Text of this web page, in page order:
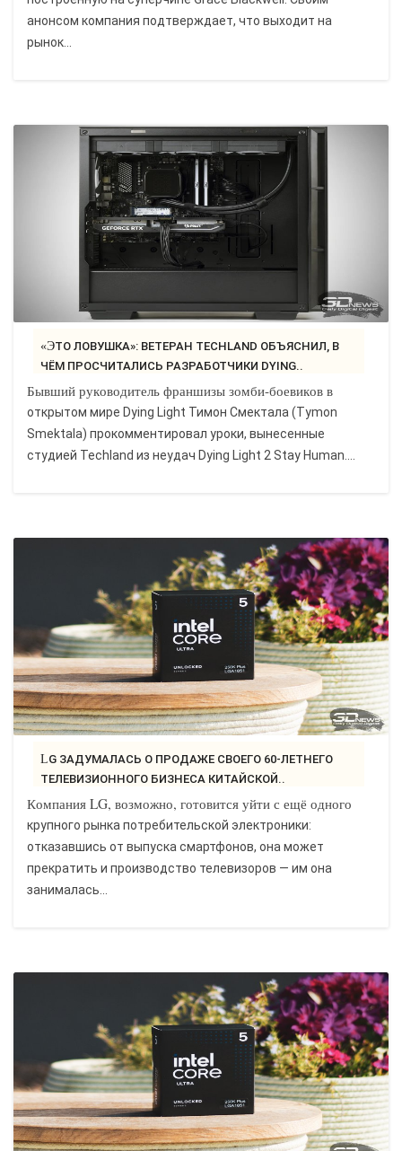
анонсом компания подтверждает, что выходит на
рынок...
«ЭТО ЛОВУШКА»: ВЕТЕРАН TECHLAND ОБЪЯСНИЛ, В
ЧЁМ ПРОСЧИТАЛИСЬ РАЗРАБОТЧИКИ DYING..
Бывший руководитель франшизы зомби-боевиков в
открытом мире Dying Light Тимон Смектала (Tymon
Smektala) прокомментировал уроки, вынесенные
студией Techland из неудач Dying Light 2 Stay Human....
LG ЗАДУМАЛАСЬ О ПРОДАЖЕ СВОЕГО 60-ЛЕТНЕГО
ТЕЛЕВИЗИОННОГО БИЗНЕСА КИТАЙСКОЙ..
Компания LG, возможно, готовится уйти с ещё одного
крупного рынка потребительской электроники:
отказавшись от выпуска смартфонов, она может
прекратить и производство телевизоров — им она
занималась...